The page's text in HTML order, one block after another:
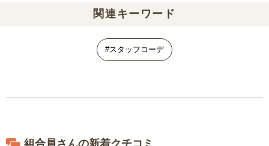
関連キーワード
#スタッフコーデ